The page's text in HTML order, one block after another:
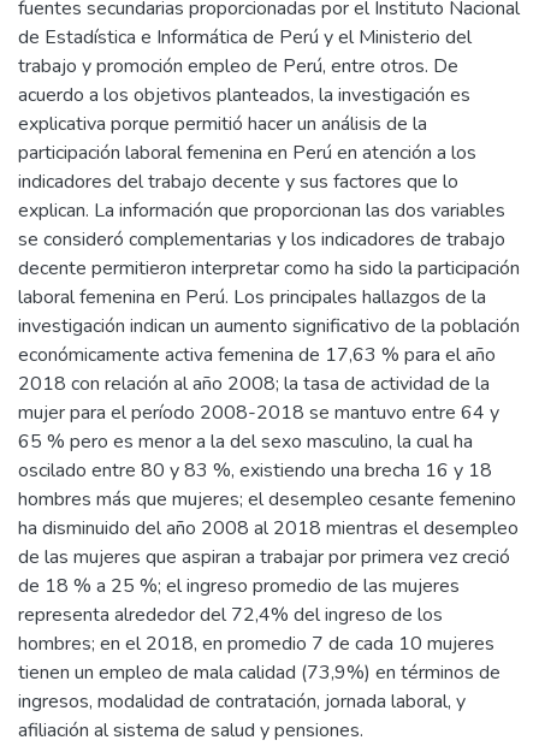
fuentes secundarias proporcionadas por el Instituto Nacional
de Estadística e Informática de Perú y el Ministerio del
trabajo y promoción empleo de Perú, entre otros. De
acuerdo a los objetivos planteados, la investigación es
explicativa porque permitió hacer un análisis de la
participación laboral femenina en Perú en atención a los
indicadores del trabajo decente y sus factores que lo
explican. La información que proporcionan las dos variables
se consideró complementarias y los indicadores de trabajo
decente permitieron interpretar como ha sido la participación
laboral femenina en Perú. Los principales hallazgos de la
investigación indican un aumento significativo de la población
económicamente activa femenina de 17,63 % para el año
2018 con relación al año 2008; la tasa de actividad de la
mujer para el período 2008-2018 se mantuvo entre 64 y
65 % pero es menor a la del sexo masculino, la cual ha
oscilado entre 80 y 83 %, existiendo una brecha 16 y 18
hombres más que mujeres; el desempleo cesante femenino
ha disminuido del año 2008 al 2018 mientras el desempleo
de las mujeres que aspiran a trabajar por primera vez creció
de 18 % a 25 %; el ingreso promedio de las mujeres
representa alrededor del 72,4% del ingreso de los
hombres; en el 2018, en promedio 7 de cada 10 mujeres
tienen un empleo de mala calidad (73,9%) en términos de
ingresos, modalidad de contratación, jornada laboral, y
afiliación al sistema de salud y pensiones.